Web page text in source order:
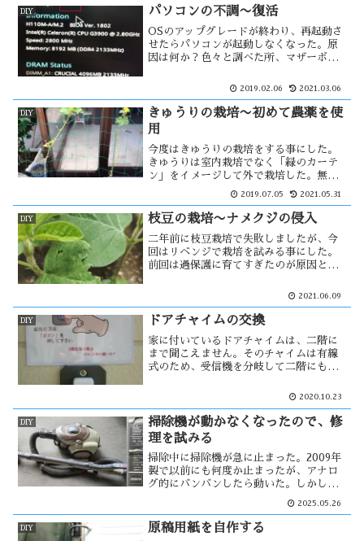
DIY パソコンの不調〜復活
OSのアップグレードが終わり、再起動さ
せたらパソコンが起動しなくなった。原
因は何か？色々と調べた所、マザーボー
し、それは関係がない様だった。OSのク
ていたら、進むも退くも出来ない状況
に・・
2019.02.06 2021.03.06
DIY
きゅうりの栽培〜初めて農薬を使
用
今度はきゅうりの栽培をする事にした。
きゅうりは室内栽培でなく「緑のカーテ
ン」をイメージして外で栽培した。無農
き始めた。それらを駆除しながら栽培し
ていたが、葉に病気の兆候が見え始め
た。これはもう、農薬を使うしか・・
2019.07.05 2021.05.31
DIY 枝豆の栽培〜ナメクジの侵入
二年前に枝豆栽培で失敗しましたが、今
回はリベンジで栽培を試みる事にした。
前回は過保護に育てすぎたのが原因と思
しようと思った。しかし能代の気温はま
な中、食害が発生。その痕跡からナメク
2021.06.09
DIY ドアチャイムの交換
家に付いているドアチャイムは、二階に
まで聞こえません。そのチャイムは有線
式のため、受信機を分岐して二階にも付
レスドアチャイムの存在を知った。それ
るが、捨てられないのは貧乏性？
2020.10.23
DIY
掃除機が動かなくなったので、修
理を試みる
掃除中に掃除機が急に止まった。2009年
製で以前にも何度か止まったが、アナロ
グ的にバンバンしたら動いた。しかし、
原因？調べると他にも原因がありそうな
ので、中を開けて見る事に・・・
2025.05.26
DIY 原稿用紙を自作する